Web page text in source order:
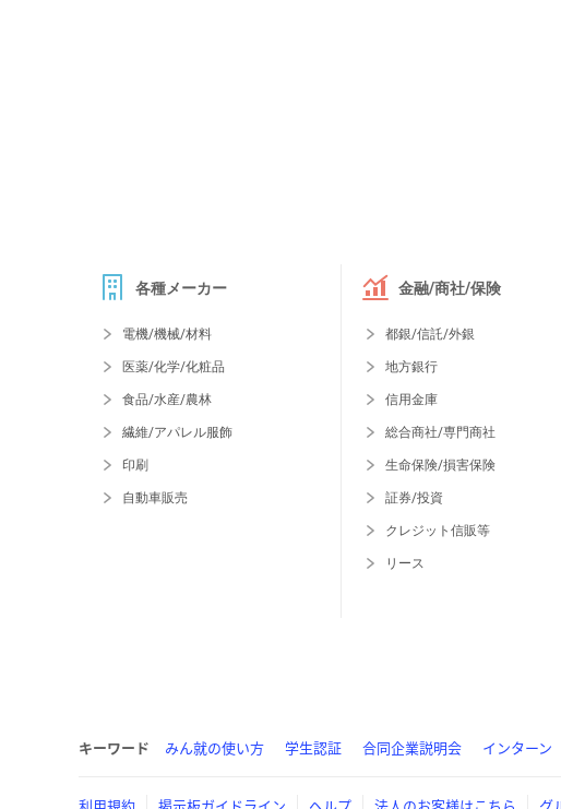
各種メーカー
電機/機械/材料
医薬/化学/化粧品
食品/水産/農林
繊維/アパレル服飾
印刷
自動車販売
金融/商社/保険
都銀/信託/外銀
地方銀行
信用金庫
総合商社/専門商社
生命保険/損害保険
証券/投資
クレジット信販等
リース
キーワード みん就の使い方 学生認証 合同企業説明会 インターン